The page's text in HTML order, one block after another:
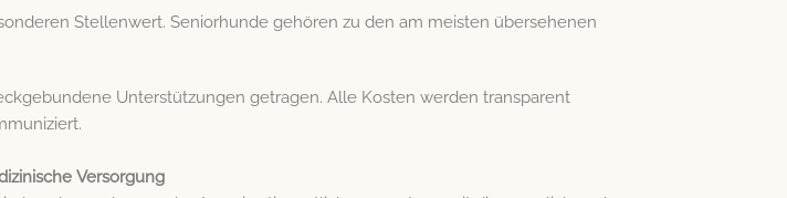
Stellenwert. Seniorhunde gehören zu den am meisten übersehenen
Unterstützungen getragen. Alle Kosten werden transparent
Versorgung